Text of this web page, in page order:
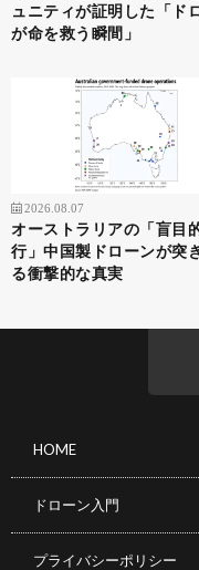
ュニティが証明した「ド
が命を救う瞬間」
2026.08.07
オーストラリアの「盲目
行」中国製ドローンが突
る衝撃的な真実
HOME
ドローン入門
プライバシーポリシー